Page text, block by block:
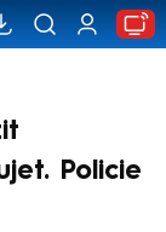
Policie